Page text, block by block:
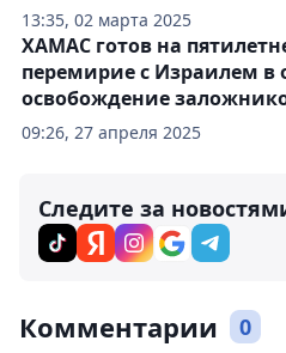
13:35, 02 марта 2025
09:26, 27 апреля 2025
ХАМАС готов на
перемирие с Израилем в
освобождение
Следите за
Комментарии 0